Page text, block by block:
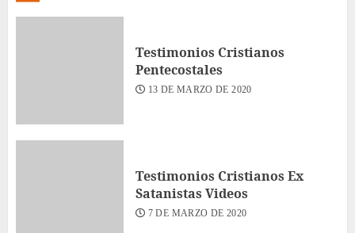
Testimonios Cristianos
Pentecostales
13 DE MARZO DE 2020
Testimonios Cristianos Ex
Satanistas Videos
7 DE MARZO DE 2020